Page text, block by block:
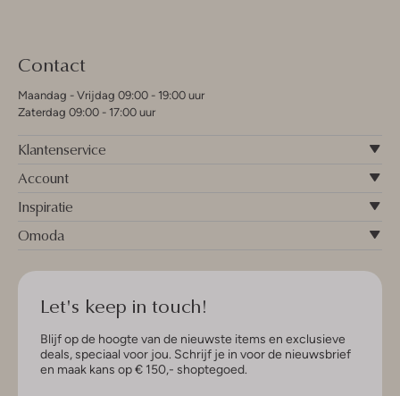
Contact
Maandag - Vrijdag 09:00 - 19:00 uur
Zaterdag 09:00 - 17:00 uur
Klantenservice
Account
Inspiratie
Omoda
Let's keep in touch!
Blijf op de hoogte van de nieuwste items en exclusieve
deals, speciaal voor jou. Schrijf je in voor de nieuwsbrief
en maak kans op € 150,- shoptegoed.